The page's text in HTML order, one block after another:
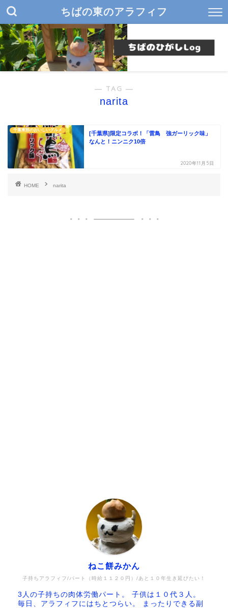
ちばの東のアラフィフ
― TAG ―
narita
千葉東部のおいしいグルメ
[千葉県]限定コラボ！「雷鳥 強ガーリック味」
なんと！ニンニク10倍
2020年11月5日
HOME narita
子持ちアラフィフ/パート（時給１１２０円）/あと１０年生き延びたい！
ねこ餅みかん
3人の子持ちの肉体労働パート。 子供は１０代３人。
毎日、アラフィフにはちとつらい。 まったりできる副